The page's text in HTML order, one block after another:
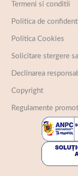
Termeni si conditii
Politica de
Politica Cookies
Solicitare stergere
Declinarea
Copyright
Regulamente